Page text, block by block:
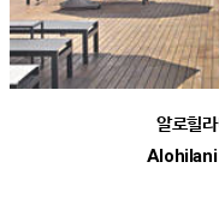
알로힐